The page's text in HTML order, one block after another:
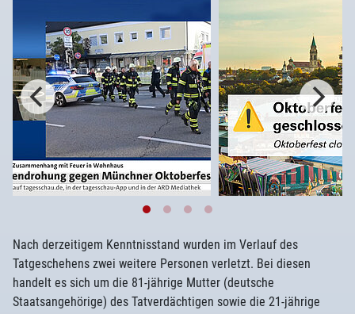
Nach derzeitigem Kenntnisstand wurden im Verlauf des
Tatgeschehens zwei weitere Personen verletzt. Bei diesen
handelt es sich um die 81-jährige Mutter (deutsche
Staatsangehörige) des Tatverdächtigen sowie die 21-jährige